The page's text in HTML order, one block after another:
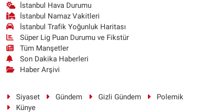
İstanbul Hava Durumu
İstanbul Namaz Vakitleri
İstanbul Trafik Yoğunluk Haritası
Süper Lig Puan Durumu ve Fikstür
Tüm Manşetler
Son Dakika Haberleri
Haber Arşivi
Siyaset Gündem Gizli Gündem
Polemik
Künye